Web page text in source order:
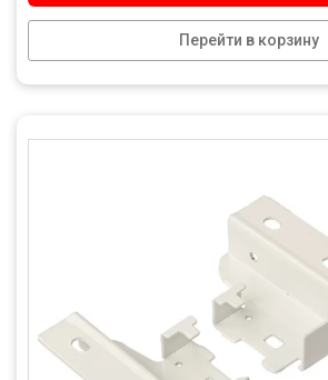
Перейти в корзину